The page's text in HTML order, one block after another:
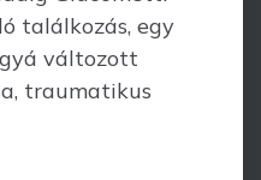
találkozás, egy
változott
traumatikus